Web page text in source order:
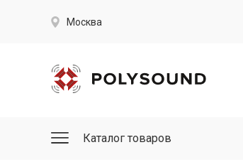
Москва
Каталог товаров